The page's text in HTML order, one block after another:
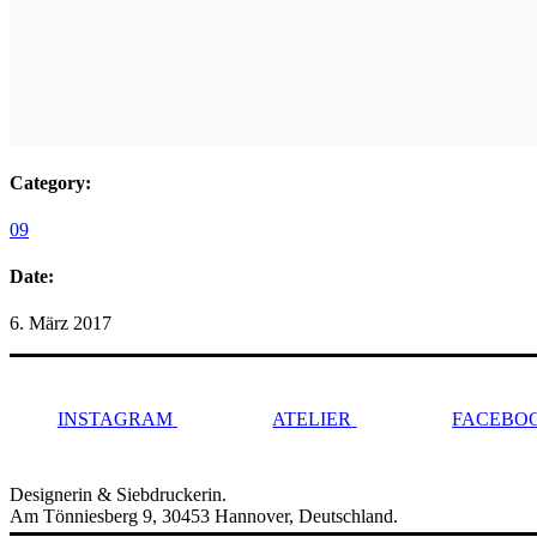
Category:
09
Date:
6. März 2017
INSTAGRAM ATELIER
Designerin & Siebdruckerin.
Am Tönniesberg 9, 30453 Hannover, Deutschland.